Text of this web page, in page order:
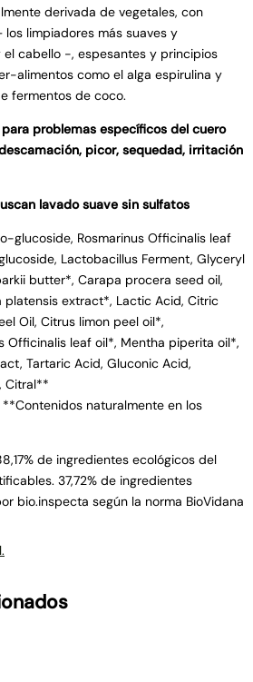
derivada de vegetales, con
limpiadores más suaves y
cabello -, espesantes y principios
alimentos como el alga espirulina y
fermentos de coco.
problemas específicos del cuero
picor, sequedad, irritación
lavado suave sin sulfatos
glucoside, Rosmarinus Officinalis leaf
Lactobacillus Ferment, Glyceryl
butter*, Carapa procera seed oil,
platensis extract*, Lactic Acid, Citric
Oil, Citrus limon peel oil*,
Officinalis leaf oil*, Mentha piperita oil*,
Tartaric Acid, Gluconic Acid,
Citral**
naturalmente en los
de ingredientes ecológicos del
37,72% de ingredientes
bio.inspecta según la norma BioVidana